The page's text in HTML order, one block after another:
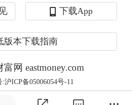
新的报道，全球最大
又开始反身买入贵州茅
白酒板块是一开盘就
多个股涨停，但是贵
下载App
版本下载指南
网 eastmoney.com
沪ICP备05006054号-11